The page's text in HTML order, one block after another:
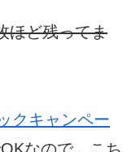
ほど残ってま
クキャンペー